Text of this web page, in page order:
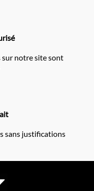
sur notre site sont
sans justifications